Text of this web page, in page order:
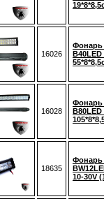
16026
Фонарь
B40LED
16028
Фонарь
B80LED
18635
Фонарь
10-30V